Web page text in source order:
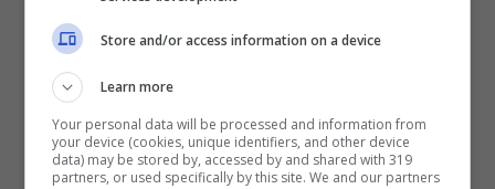
Vienna, che conquista il primo posto per la
quarta volta e per il secondo anno
consecutivo. Così come l’anno scorso, è
Damasco(Siria) a occupare l’ultima
Store and/or access information on a device
Learn more
Your personal data will be processed and information from
your device (cookies, unique identifiers, and other device
data) may be stored by, accessed by and shared with 319
partners, or used specifically by this site. We and our partners